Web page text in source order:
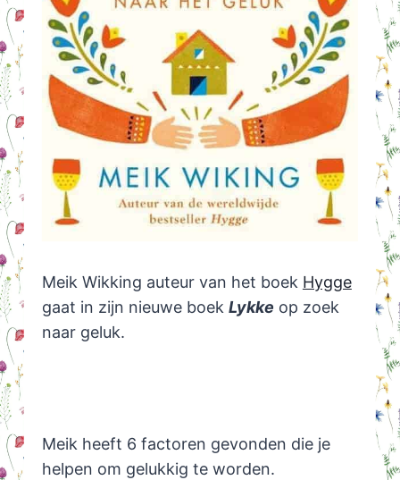
Meik Wikking auteur van het boek Hygge
gaat in zijn nieuwe boek Lykke op zoek
naar geluk.
Meik heeft 6 factoren gevonden die je
helpen om gelukkig te worden.